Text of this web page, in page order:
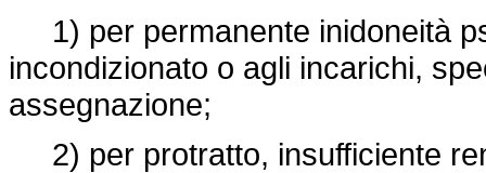
1) per permanente inidoneità
incondizionato o agli incarichi,
assegnazione;
2) per protratto, insufficiente